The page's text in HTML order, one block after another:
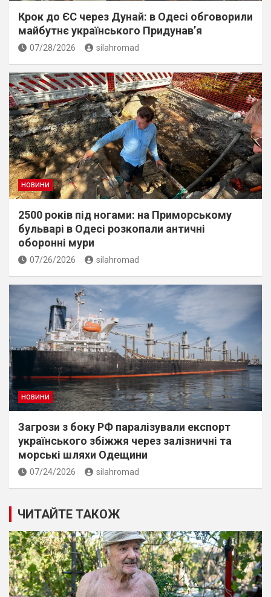
Крок до ЄС через Дунай: в Одесі обговорили
майбутнє українського Придунав’я
07/28/2026 silahromad
НОВИНИ
2500 років під ногами: на Приморському
бульварі в Одесі розкопали античні
оборонні мури
07/26/2026 silahromad
НОВИНИ
Загрози з боку РФ паралізували експорт
українського збіжжя через залізничні та
морські шляхи Одещини
07/24/2026 silahromad
ЧИТАЙТЕ ТАКОЖ